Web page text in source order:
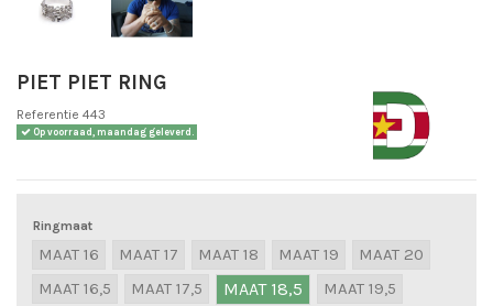
PIET PIET RING
Referentie 443
Op voorraad, maandag geleverd.
Ringmaat
MAAT 16 MAAT 17 MAAT 18 MAAT 19
MAAT 20
MAAT 16,5
MAAT 17,5 MAAT 18,5
MAAT 19,5